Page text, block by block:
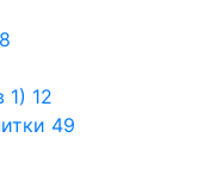
1) 12
49